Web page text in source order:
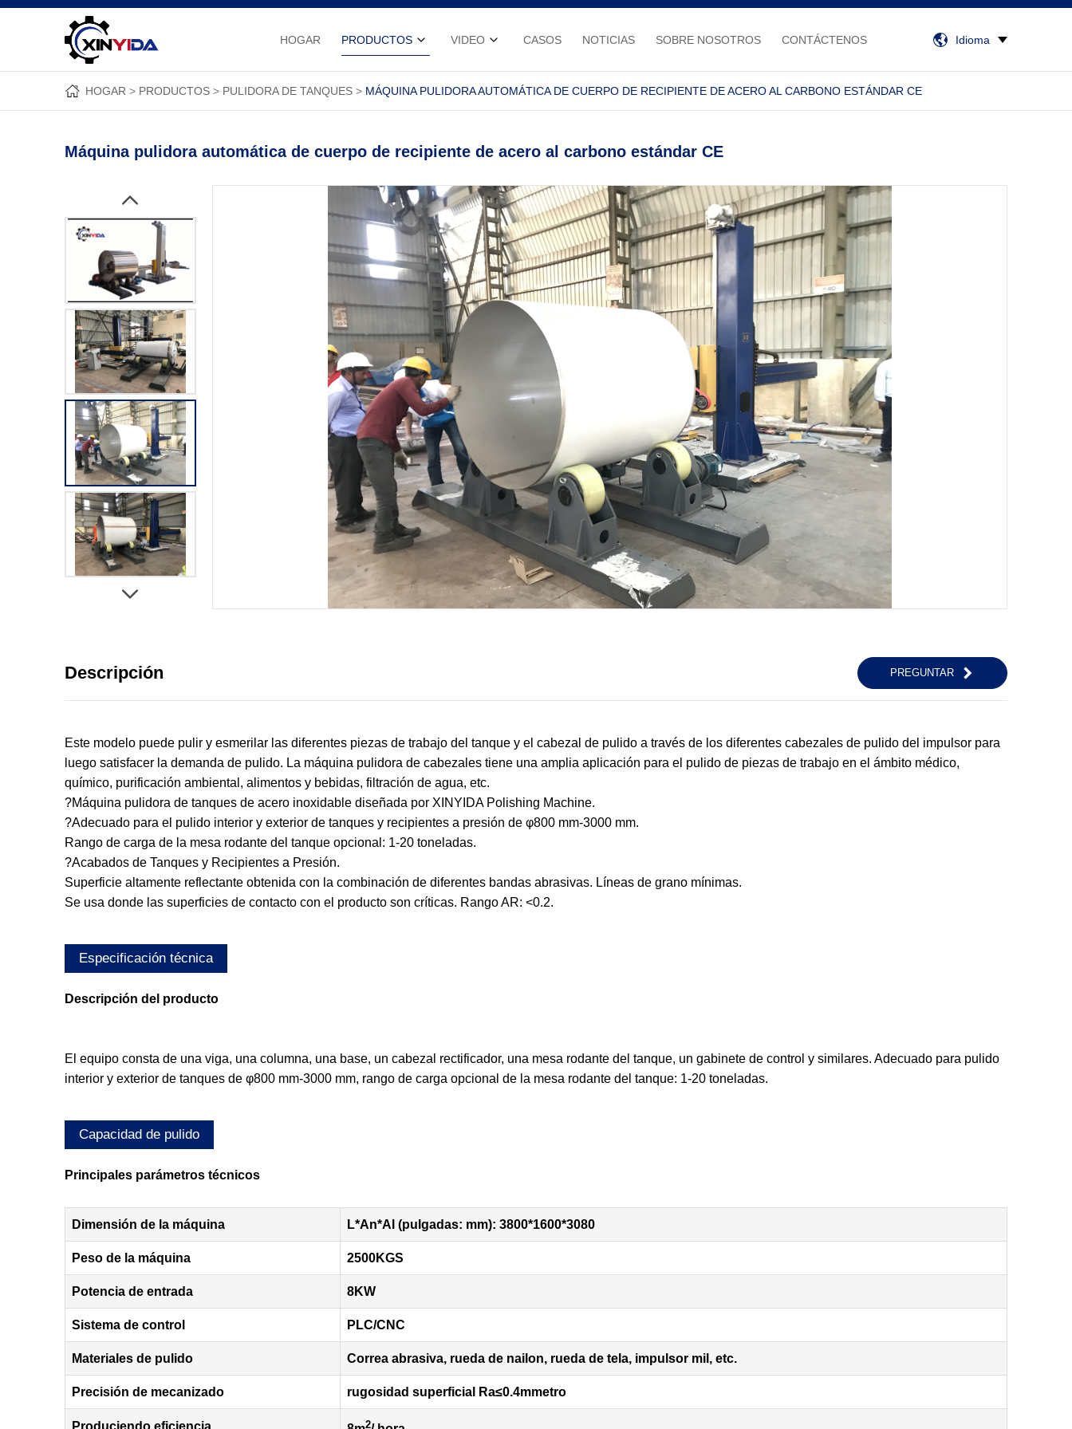
HOGAR PRODUCTOS VIDEO CASOS NOTICIAS SOBRE NOSOTROS CONTÁCTENOS Idioma
HOGAR PRODUCTOS PULIDORA DE TANQUES MÁQUINA PULIDORA AUTOMÁTICA DE CUERPO DE RECIPIENTE DE ACERO AL CARBONO ESTÁNDAR CE
Máquina pulidora automática de cuerpo de recipiente de acero al carbono estándar CE
Descripción PREGUNTAR
Este modelo puede pulir y esmerilar las diferentes piezas de trabajo del tanque y el cabezal de pulido a través de los diferentes cabezales de pulido del impulsor para
luego satisfacer la demanda de pulido. La máquina pulidora de cabezales tiene una amplia aplicación para el pulido de piezas de trabajo en el ámbito médico,
químico, purificación ambiental, alimentos y bebidas, filtración de agua, etc.
?Máquina pulidora de tanques de acero inoxidable diseñada por XINYIDA Polishing Machine.
?Adecuado para el pulido interior y exterior de tanques y recipientes a presión de φ800 mm-3000 mm.
Rango de carga de la mesa rodante del tanque opcional: 1-20 toneladas.
?Acabados de Tanques y Recipientes a Presión.
Superficie altamente reflectante obtenida con la combinación de diferentes bandas abrasivas. Líneas de grano mínimas.
Se usa donde las superficies de contacto con el producto son críticas. Rango AR: <0.2.
Especificación técnica
Descripción del producto
El equipo consta de una viga, una columna, una base, un cabezal rectificador, una mesa rodante del tanque, un gabinete de control y similares. Adecuado para pulido
interior y exterior de tanques de φ800 mm-3000 mm, rango de carga opcional de la mesa rodante del tanque: 1-20 toneladas.
Capacidad de pulido
Principales parámetros técnicos
Dimensión de la máquina L*An*Al (pulgadas: mm): 3800*1600*3080
Peso de la máquina 2500KGS
Potencia de entrada 8KW
Sistema de control PLC/CNC
Materiales de pulido Correa abrasiva, rueda de nailon, rueda de tela, impulsor mil, etc.
Precisión de mecanizado rugosidad superficial Ra≤0.4mmetro
2